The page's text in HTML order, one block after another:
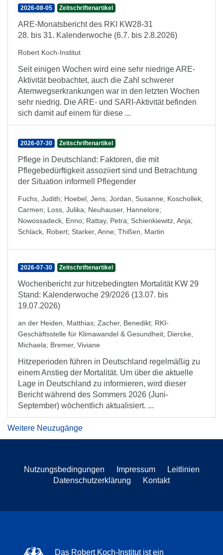
2026-08-05 Zeitschriftenartikel
ARE-Monatsbericht des RKI KW28-31
28. bis 31. Kalenderwoche (6.7. bis 2.8.2026)
Robert Koch-Institut
Seit einigen Wochen wird eine sehr niedrige ARE-
Aktivität beobachtet, auch die Zahl schwerer
Atemwegserkrankungen war in den letzten Wochen
sehr niedrig. Die ARE- und SARI-Aktivität befinden
sich damit auf einem für diese ...
2026-07-30 Zeitschriftenartikel
Pflege in Deutschland: Faktoren, die mit
Pflegebedürftigkeit assoziiert sind und Betrachtung
der Situation informell Pflegender
Fuchs, Judith; Hoebel, Jens; Jordan, Susanne; Koschollek,
Carmen; Loss, Julika; Neuhauser, Hannelore;
Nowossadeck, Enno; Rattay, Petra; Schienkiewitz, Anja;
Schlack, Robert; Starker, Anne; Thißen, Martin
2026-07-30 Zeitschriftenartikel
Wochenbericht zur hitzebedingten Mortalität KW 29
Stand: Kalenderwoche 29/2026 (13.07. bis
19.07.2026)
an der Heiden, Matthias; Zacher, Benedikt; RKI-
Geschäftsstelle für Klimawandel & Gesundheit; Diercke,
Michaela; Bremer, Viviane
Hitzeperioden führen in Deutschland regelmäßig zu
einem Anstieg der Mortalität. Um über die aktuelle
Lage in Deutschland zu informieren, wird dieser
Bericht während des Sommers 2026 (Juni-
September) wöchentlich aktualisiert. ...
Weitere Neuzugänge
Nutzungsbedingungen Impressum
Leitlinien
Datenschutzerklärung
Kontakt
Das Robert Koch-Institut ist ein